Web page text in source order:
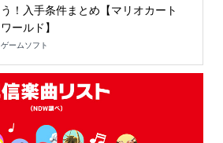
う！入手条件まとめ【マリオカート
ワールド】
ゲームソフト